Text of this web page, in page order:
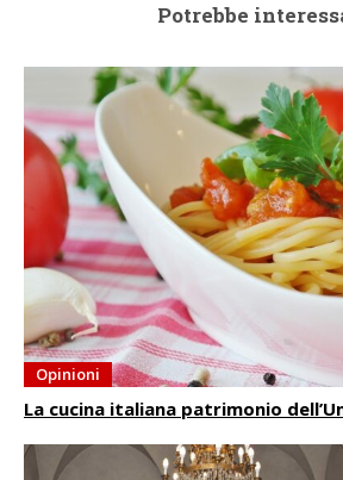
Potrebbe
Opinioni
La cucina italiana patrimonio